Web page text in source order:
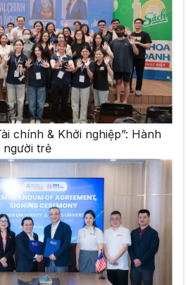
chính & Khởi nghiệp”: Hành
trẻ